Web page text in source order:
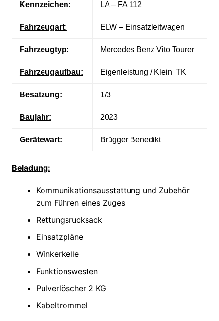
Kennzeichen: LA – FA 112
Fahrzeugart: ELW – Einsatzleitwagen
Fahrzeugtyp: Mercedes Benz Vito Tourer
Fahrzeugaufbau: Eigenleistung / Klein ITK
Besatzung: 1/3
Baujahr: 2023
Gerätewart: Brügger Benedikt
Beladung:
Kommunikationsausstattung und Zubehör
zum Führen eines Zuges
Rettungsrucksack
Einsatzpläne
Winkerkelle
Funktionswesten
Pulverlöscher 2 KG
Kabeltrommel